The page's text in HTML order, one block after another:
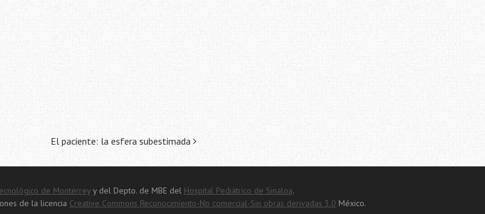
El paciente: la esfera subestimada
de Monterreyy del Depto. de MBE del Hospital Pediátrico de Sinaloa.
de la licencia Creative Commons Reconocimiento-No comercial-Sin obras derivadas 3.0 México.